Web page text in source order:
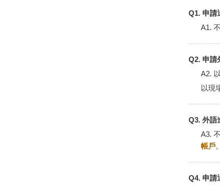
Q1. 申請
A1.
Q2. 申請
A2.
以現
Q3. 外語
A3.
帳戶
Q4. 申請